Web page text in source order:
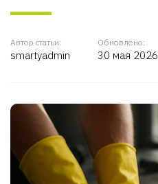
Автор статьи:
smartyadmin
Обновлено:
30 мая 2026